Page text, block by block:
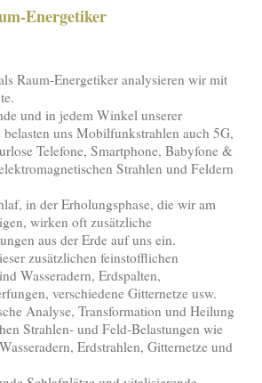
Energetiker
Raum-Energetiker analysieren wir mit
und in jedem Winkel unserer
belasten uns Mobilfunkstrahlen auch 5G,
Telefone, Smartphone, Babyfone &
Strahlen und Feldern
in der Erholungsphase, die wir am
wirken oft zusätzliche
aus der Erde auf uns ein.
zusätzlichen feinstofflichen
Wasseradern, Erdspalten,
verschiedene Gitternetze usw.
Analyse, Transformation und Heilung
Strahlen- und Feld-Belastungen wie
Erdstrahlen, Gitternetze und